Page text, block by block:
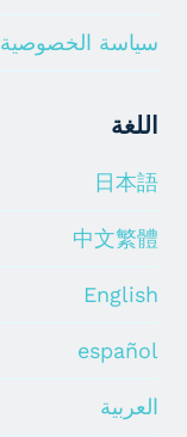
سياسة الخصوصية
اللغة
日本語
中文繁體
English
español
العربية